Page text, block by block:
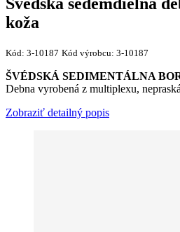
koža
Kód: 3-10187 Kód výrobcu: 3-10187
ŠVÉDSKÁ SEDIMENTÁLNA
Debna vyrobená z multiplexu,
Zobraziť detailný popis